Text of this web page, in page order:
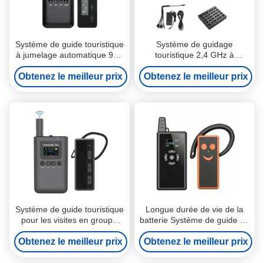
Système de guide touristique
à jumelage automatique 999
canaux pour musées
Obtenez le meilleur prix
Système de guidage
touristique 2,4 GHz à
appairage en un clic
Obtenez le meilleur prix
Système de guide touristique
pour les visites en groupe
professionnelles
Obtenez le meilleur prix
Longue durée de vie de la
batterie Système de guide de
visite sans fil pour les
expositions
Obtenez le meilleur prix